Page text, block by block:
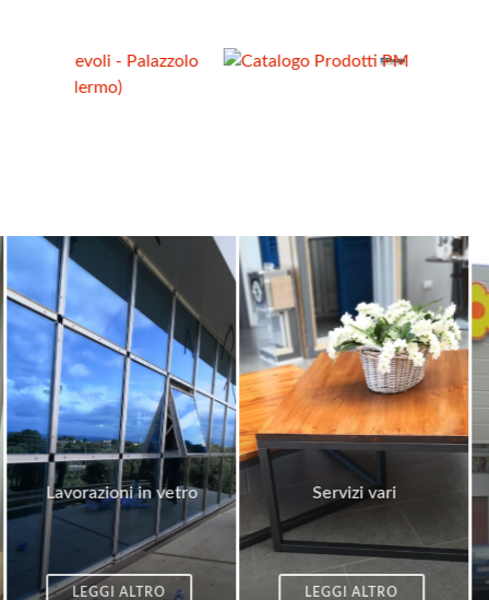
in vetro
LEGGI ALTRO
Servizi vari
LEGGI ALTRO